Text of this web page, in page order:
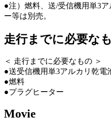
●注）燃料、送/受信機用単3
ー等は別売。
走行までに必要な
＜ 走行までに必要なもの ＞
●送受信機用単3アルカリ乾電
●燃料
●プラグヒーター
Movie